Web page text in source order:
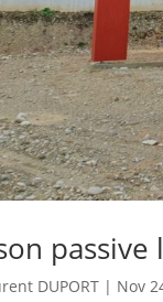
passive
DUPORT | Nov